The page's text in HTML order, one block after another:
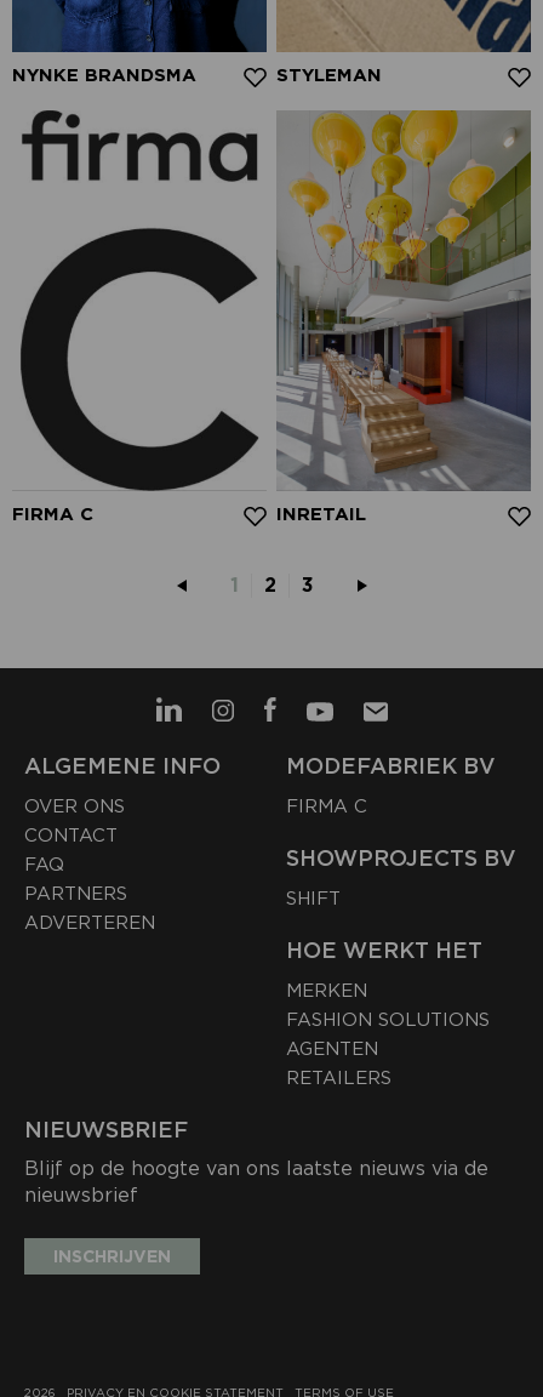
NYNKE BRANDSMA STYLEMAN
FIRMA C INRETAIL
1 2 3
ALGEMENE INFO
OVER ONS
CONTACT
FAQ
PARTNERS
ADVERTEREN
MODEFABRIEK BV
FIRMA C
SHOWPROJECTS BV
SHIFT
HOE WERKT HET
MERKEN
FASHION SOLUTIONS
AGENTEN
RETAILERS
NIEUWSBRIEF
Blijf op de hoogte van ons laatste nieuws via de
nieuwsbrief
INSCHRIJVEN
2026 PRIVACY EN COOKIE STATEMENT TERMS OF USE